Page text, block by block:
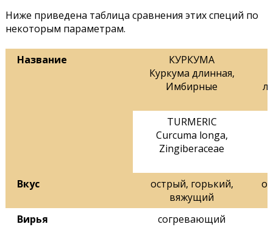
Ниже приведена таблица сравнения этих специй по
некоторым параметрам.
Название
КУРКУМА
Куркума длинная,
Имбирные
TURMERIC
Curcuma longa,
Zingiberaceae
Вкус
острый, горький,
вяжущий
Вирья согревающий